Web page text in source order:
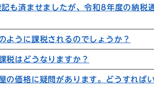
も済ませましたが、令和8年度の納税
ように課税されるのでしょうか？
税はどうなりますか？
の価格に疑問があります。どうすれば